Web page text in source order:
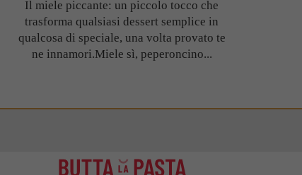
Il miele piccante: un piccolo tocco che
trasforma qualsiasi dessert semplice in
qualcosa di speciale, una volta provato te
ne innamori.Miele sì, peperoncino...